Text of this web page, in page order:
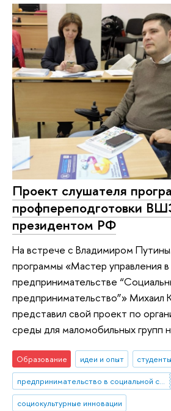
Проект слушателя
профпереподготовки
президентом РФ
На встрече с Владимиром
программы «Мастер управления
предпринимательстве
предпринимательство”» Михаил
представил свой проект по
среды для маломобильных групп
Образование идеи и опыт
студенты
предпринимательство в социальной сфере
социокультурные инновации